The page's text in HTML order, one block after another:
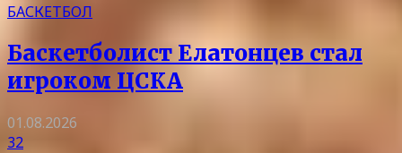
БАСКЕТБОЛ
Баскетболист Елатонцев стал
игроком ЦСКА
01.08.2026
32